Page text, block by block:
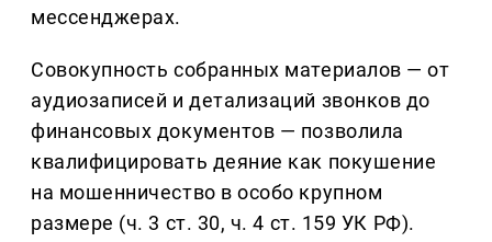
мессенджерах.
Совокупность собранных материалов — от
аудиозаписей и детализаций звонков до
финансовых документов — позволила
квалифицировать деяние как покушение
на мошенничество в особо крупном
размере (ч. 3 ст. 30, ч. 4 ст. 159 УК РФ).